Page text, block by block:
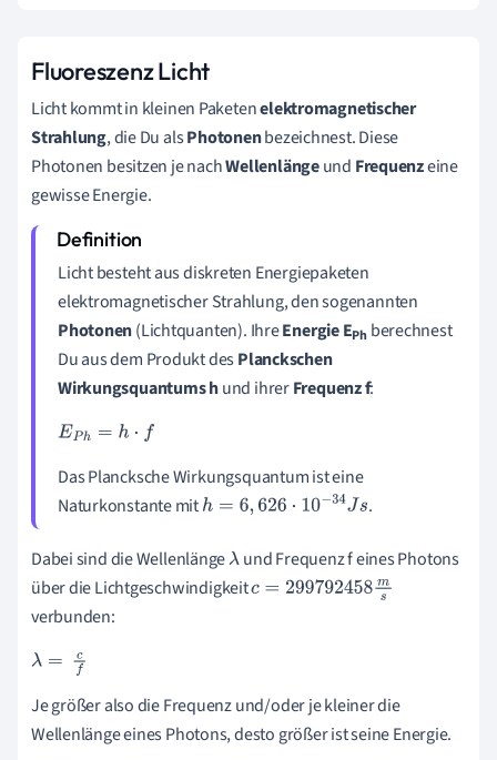
Fluoreszenz Licht
Licht kommt in kleinen Paketenelektromagnetischer
Strahlung, die Du alsPhotonenbezeichnest. Diese
Photonen besitzen je nachWellenlängeund Frequenzeine
gewisse Energie.
Licht besteht aus diskreten Energiepaketen
elektromagnetischer Strahlung, den sogenannten
Photonen(Lichtquanten). IhreEnergie EPh berechnest
Du aus dem Produkt desPlanckschen
Wirkungsquantums hund ihrerFrequenz f:
EPh= h·f
DasPlancksche Wirkungsquantumist eine
Naturkonstante mith=6,626·10-34 Js .
Dabei sind die Wellenlängeλ und Frequenz f eines Photons
überdie Lichtgeschwindigkeitc=299792458ms
verbunden:
λ= cf
Je größer also die Frequenz und/oder je kleiner die
Wellenlänge eines Photons, desto größer ist seine Energie.